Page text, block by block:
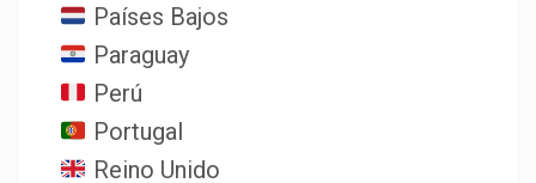
Países Bajos
Paraguay
Perú
Portugal
Reino Unido